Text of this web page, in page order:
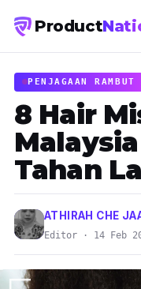
Product
PENJAGAAN RAMBUT
8 Hair
Tahan
ATHIRAH CHE
Editor · 14 Feb